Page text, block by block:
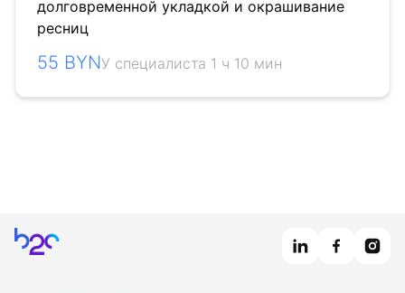
долговременной укладкой и окрашивание
ресниц
55 BYNУ специалиста 1 ч 10 мин
Главная